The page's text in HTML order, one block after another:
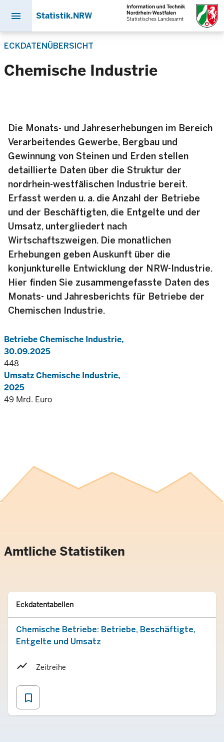
zum
menu Statistik.NRW
ECKDATENÜBERSICHT
Chemische Industrie
Die Monats- und Jahreserhebungen im Bereich
Verarbeitendes Gewerbe, Bergbau und
Gewinnung von Steinen und Erden stellen
detaillierte Daten über die Struktur der
nordrhein-westfälischen Industrie bereit.
Erfasst werden u. a. die Anzahl der Betriebe
und der Beschäftigten, die Entgelte und der
Umsatz, untergliedert nach
Wirtschaftszweigen. Die monatlichen
Erhebungen geben Auskunft über die
konjunkturelle Entwicklung der NRW-Industrie.
Hier finden Sie zusammengefasste Daten des
Monats- und Jahresberichts für Betriebe der
Chemischen Industrie.
Betriebe Chemische Industrie,
30.09.2025
448
Umsatz Chemische Industrie,
2025
49 Mrd. Euro
Amtliche Statistiken
Eckdatentabellen
Typ
Merken
Chemische Betriebe: Betriebe, Beschäftigte,
Entgelte und Umsatz
Zeitreihe
bookmark_border